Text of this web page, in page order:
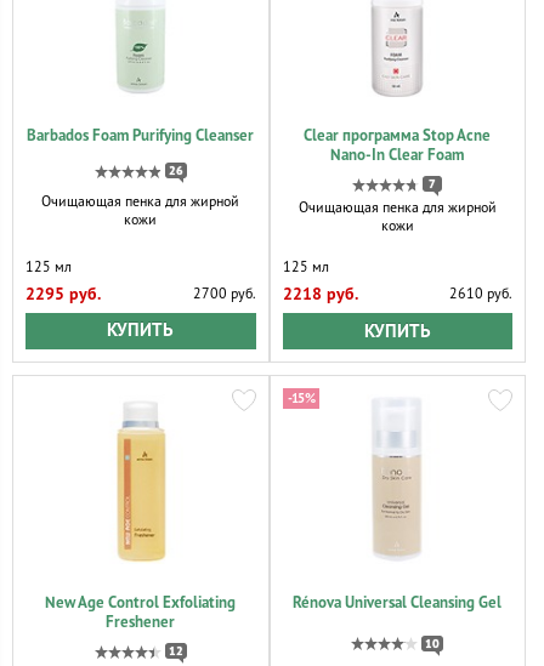
Barbados Foam Purifying Cleanser
26
Очищающая пенка для жирной
кожи
125 мл
2295 руб. 2700 руб.
КУПИТЬ
Clear программа Stop Acne
Nano-In Clear Foam
7
Очищающая пенка для жирной
кожи
125 мл
2218 руб. 2610 руб.
КУПИТЬ
New Age Control Exfoliating
Freshener
12
Rénova Universal Cleansing Gel
10
-15%